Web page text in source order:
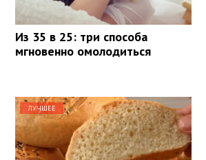
Из 35 в 25: три способа
мгновенно омолодиться
ЛУЧШЕЕ